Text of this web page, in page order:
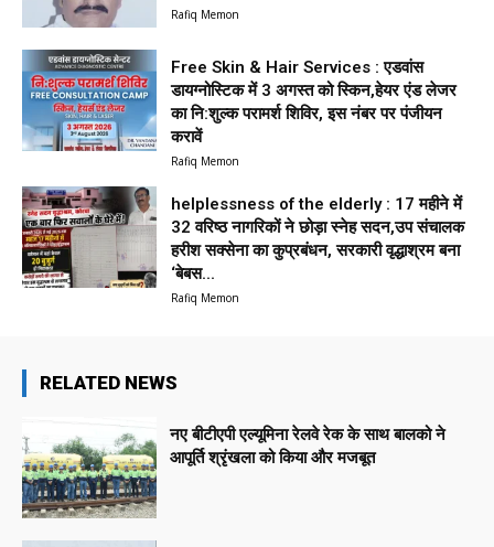
Rafiq Memon
Free Skin & Hair Services : एडवांस
डायग्नोस्टिक में 3 अगस्त को स्किन,हेयर एंड लेजर
का नि:शुल्क परामर्श शिविर, इस नंबर पर पंजीयन
करावें
Rafiq Memon
helplessness of the elderly : 17 महीने में
32 वरिष्ठ नागरिकों ने छोड़ा स्नेह सदन,उप संचालक
हरीश सक्सेना का कुप्रबंधन, सरकारी वृद्धाश्रम बना
‘बेबस...
Rafiq Memon
RELATED NEWS
नए बीटीएपी एल्यूमिना रेलवे रेक के साथ बालको ने
आपूर्ति श्रृंखला को किया और मजबूत